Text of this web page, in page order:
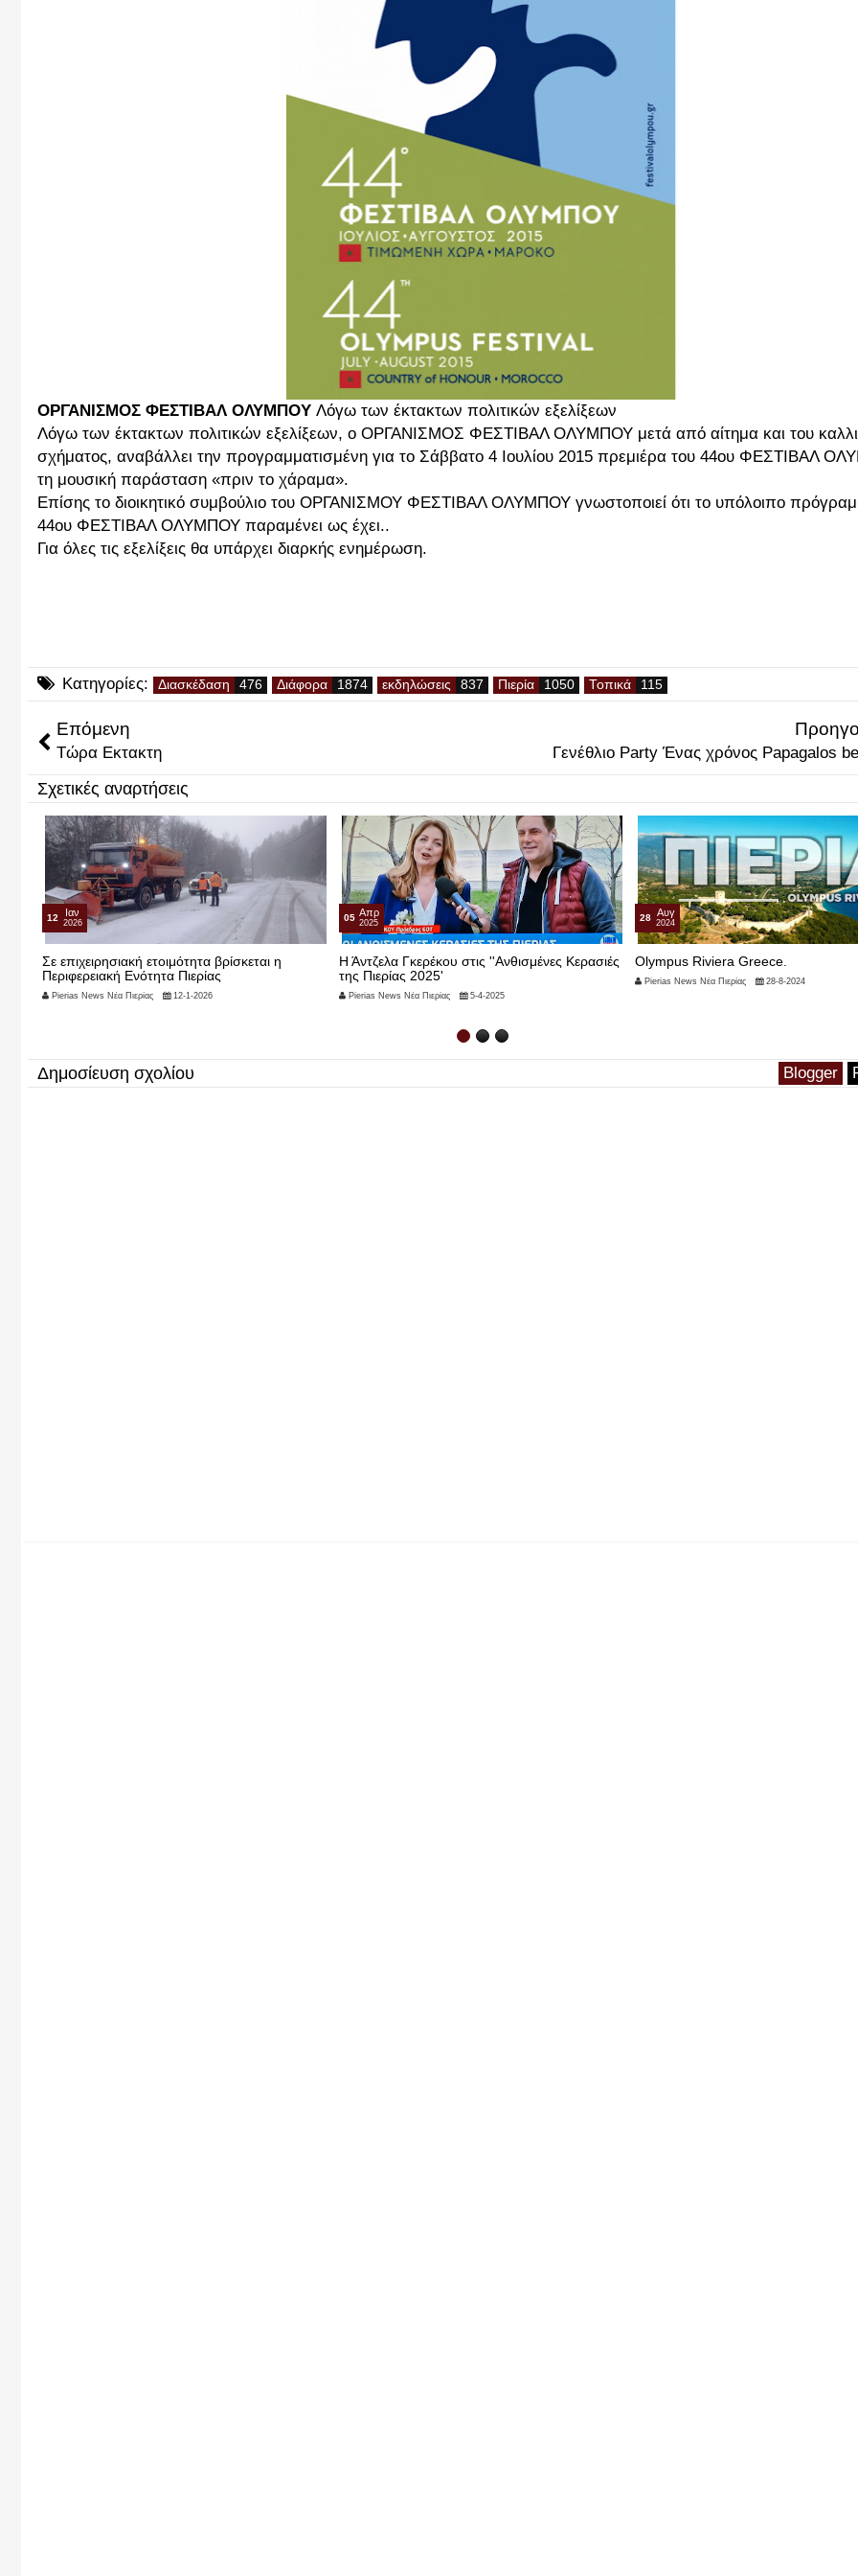
ΟΡΓΑΝΙΣΜΟΣ ΦΕΣΤΙΒΑΛ ΟΛΥΜΠΟΥ Λόγω των έκτακτων πολιτικών εξελίξεων
Λόγω των έκτακτων πολιτικών εξελίξεων, ο ΟΡΓΑΝΙΣΜΟΣ ΦΕΣΤΙΒΑΛ ΟΛΥΜΠΟΥ μετά από αίτημα και του
σχήματος, αναβάλλει την προγραμματισμένη για το Σάββατο 4 Ιουλίου 2015 πρεμιέρα του 44ου ΦΕΣΤΙΒΑΛ
τη μουσική παράσταση «πριν το χάραμα».
Επίσης το διοικητικό συμβούλιο του ΟΡΓΑΝΙΣΜΟΥ ΦΕΣΤΙΒΑΛ ΟΛΥΜΠΟΥ γνωστοποιεί ότι το υπόλοιπο
44ου ΦΕΣΤΙΒΑΛ ΟΛΥΜΠΟΥ παραμένει ως έχει..
Για όλες τις εξελίξεις θα υπάρχει διαρκής ενημέρωση.
Κατηγορίες: Διασκέδαση Διάφορα εκδηλώσεις Πιερία Τοπικά
Επόμενη
Τώρα Εκτακτη Γενέθλιο Party Ένας χρόνος Papagalos
Σχετικές αναρτήσεις
12 Ιαν
2026
Σε επιχειρησιακή ετοιμότητα βρίσκεται η
Περιφερειακή Ενότητα Πιερίας
Pierias News Νέα Πιερίας 12-1-2026
05 Απρ
2025
Η Άντζελα Γκερέκου στις ''Ανθισμένες Κερασιές
της Πιερίας 2025'
Pierias News Νέα Πιερίας 5-4-2025
28 Αυγ
2024
Olympus Riviera Greece.
Pierias News Νέα Πιερίας 28-8-2024
Δημοσίευση σχολίου Blogger